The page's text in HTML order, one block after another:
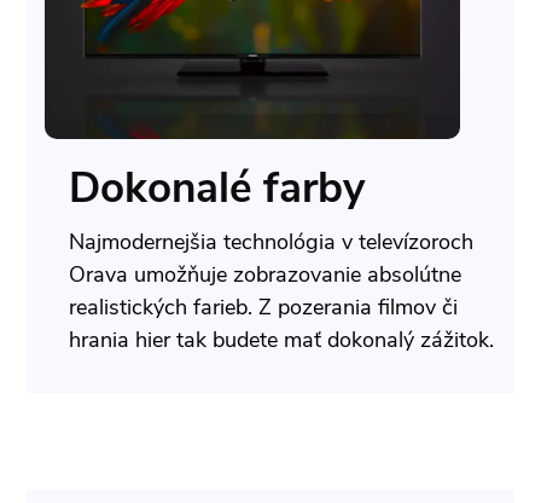
Dokonalé farby
Najmodernejšia technológia v televízoroch
Orava umožňuje zobrazovanie absolútne
realistických farieb. Z pozerania filmov či
hrania hier tak budete mať dokonalý zážitok.